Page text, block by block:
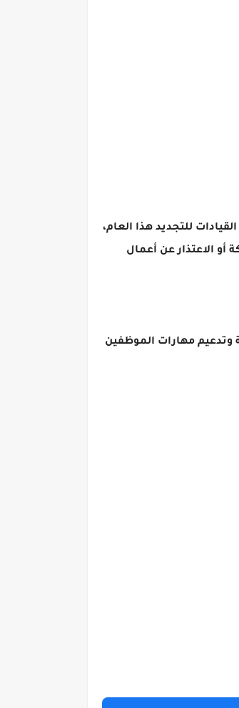
للتجديد هذا العام،
أو الاعتذار عن أعمال
وتدعيم مهارات الموظفين